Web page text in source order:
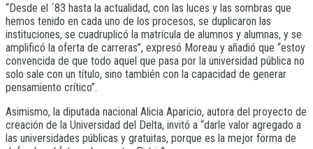
“Desde el ´83 hasta la actualidad, con las luces y las sombras que
hemos tenido en cada uno de los procesos, se duplicaron las
instituciones, se cuadruplicó la matrícula de alumnos y alumnas, y se
amplificó la oferta de carreras”, expresó Moreau y añadió que “estoy
convencida de que todo aquel que pasa por la universidad pública no
solo sale con un título, sino también con la capacidad de generar
pensamiento crítico”.
Asimismo, la diputada nacional Alicia Aparicio, autora del proyecto de
creación de la Universidad del Delta, invitó a “darle valor agregado a
las universidades públicas y gratuitas, porque es la mejor forma de